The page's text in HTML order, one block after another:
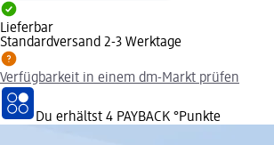
Lieferbar
Standardversand 2-3 Werktage
Verfügbarkeit in einem dm-Markt prüfen
Du erhältst 4 PAYBACK °Punkte